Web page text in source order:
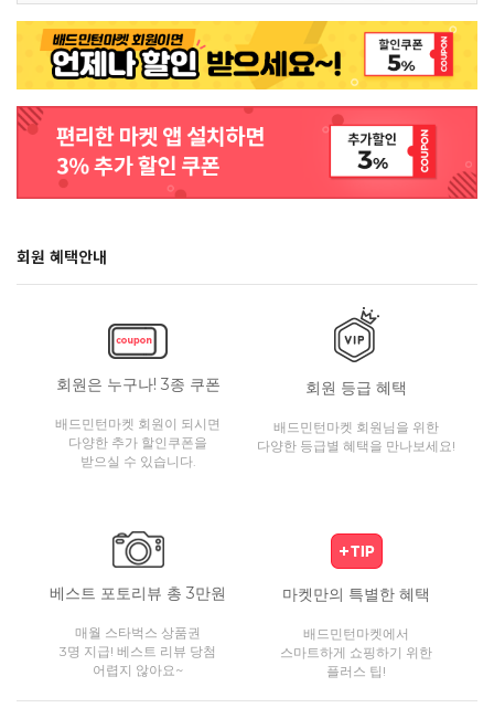
회원 혜택안내
회원은 누구나! 3종 쿠폰
배드민턴마켓 회원이 되시면
다양한 추가 할인쿠폰을
받으실 수 있습니다.
회원 등급 혜택
배드민턴마켓 회원님을 위한
다양한 등급별 혜택을 만나보세요!
베스트 포토리뷰 총 3만원
매월 스타벅스 상품권
3명 지급! 베스트 리뷰 당첨
어렵지 않아요~
마켓만의 특별한 혜택
배드민턴마켓에서
스마트하게 쇼핑하기 위한
플러스 팁!